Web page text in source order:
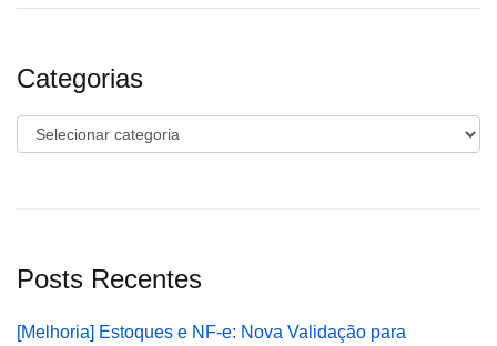
Categorias
Categorias
Posts Recentes
[Melhoria] Estoques e NF-e: Nova Validação para